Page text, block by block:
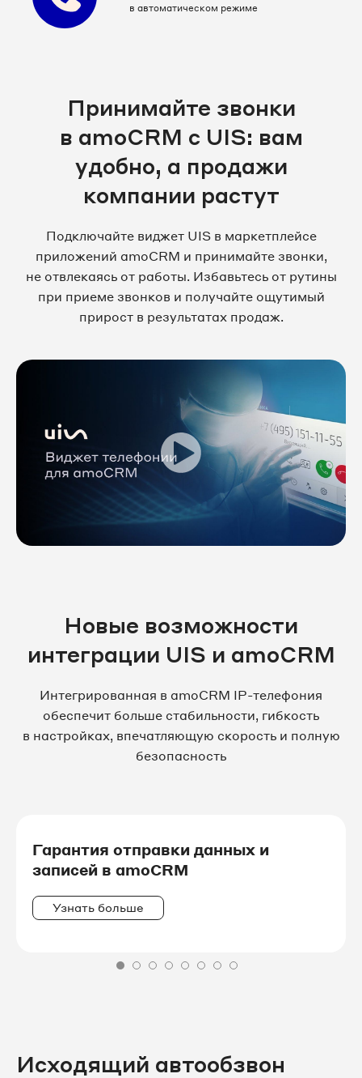
в автоматическом режиме
Принимайте звонки
в amoCRM с UIS: вам
удобно, а продажи
компании растут
Подключайте виджет UIS в маркетплейсе
приложений amoCRM и принимайте звонки,
не отвлекаясь от работы. Избавьтесь от рутины
при приеме звонков и получайте ощутимый
прирост в результатах продаж.
Новые возможности
интеграции UIS и amoCRM
Интегрированная в amoCRM IP-телефония
обеспечит больше стабильности, гибкость
в настройках, впечатляющую скорость и полную
безопасность
Гарантия отправки данных и
записей в amoCRM
Узнать больше
Исходящий автообзвон